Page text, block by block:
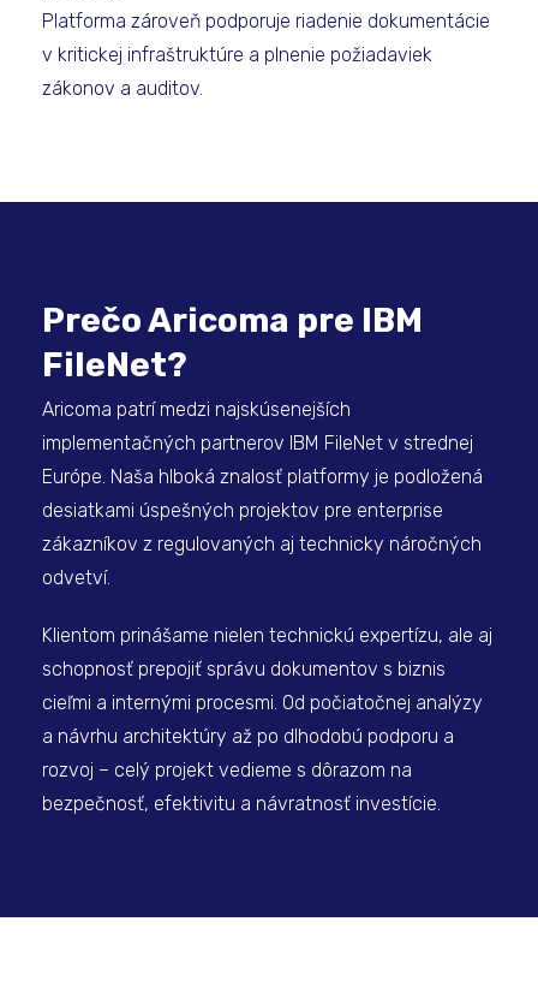
Platforma zároveň podporuje riadenie dokumentácie
v kritickej infraštruktúre a plnenie požiadaviek
zákonov a auditov.
Prečo Aricoma pre IBM
FileNet?
Aricoma patrí medzi najskúsenejších
implementačných partnerov IBM FileNet v strednej
Európe. Naša hlboká znalosť platformy je podložená
desiatkami úspešných projektov pre enterprise
zákazníkov z regulovaných aj technicky náročných
odvetví.
Klientom prinášame nielen technickú expertízu, ale aj
schopnosť prepojiť správu dokumentov s biznis
cieľmi a internými procesmi. Od počiatočnej analýzy
a návrhu architektúry až po dlhodobú podporu a
rozvoj – celý projekt vedieme s dôrazom na
bezpečnosť, efektivitu a návratnosť investície.